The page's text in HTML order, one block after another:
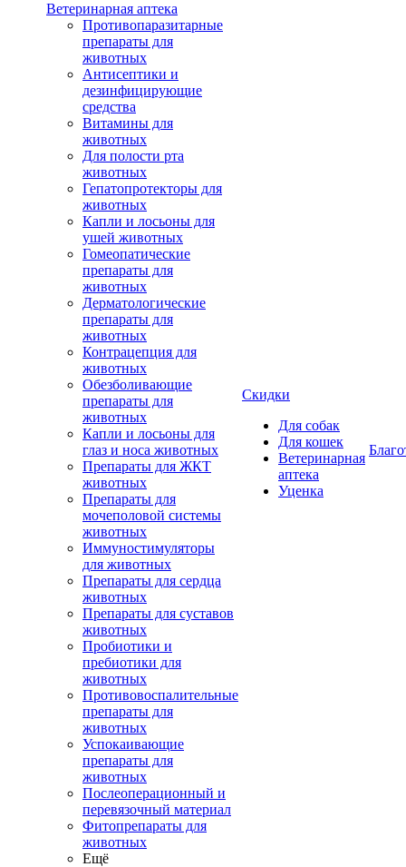
Ветеринарная аптека
Противопаразитарные
препараты для
животных
Антисептики и
дезинфицирующие
средства
Витамины для
животных
Для полости рта
животных
Гепатопротекторы для
животных
Капли и лосьоны для
ушей животных
Гомеопатические
препараты для
животных
Дерматологические
препараты для
животных
Контрацепция для
животных
Обезболивающие
препараты для
животных
Капли и лосьоны для
глаз и носа животных
Препараты для ЖКТ
животных
Препараты для
мочеполовой системы
животных
Иммуностимуляторы
для животных
Препараты для сердца
животных
Препараты для суставов
животных
Пробиотики и
пребиотики для
животных
Противовоспалительные
препараты для
животных
Успокаивающие
препараты для
животных
Послеоперационный и
перевязочный материал
Фитопрепараты для
животных
Ещё
Скидки
Для собак
Для кошек
Ветеринарная
аптека
Уценка